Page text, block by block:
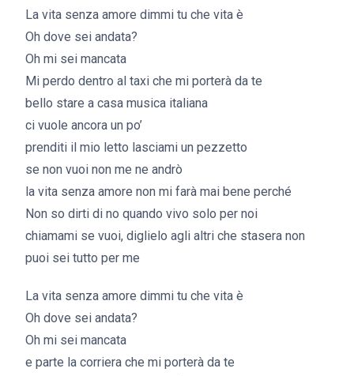
La vita senza amore dimmi tu che vita è
Oh dove sei andata?
Oh mi sei mancata
Mi perdo dentro al taxi che mi porterà da te
bello stare a casa musica italiana
ci vuole ancora un po’
prenditi il mio letto lasciami un pezzetto
se non vuoi non me ne andrò
la vita senza amore non mi farà mai bene perché
Non so dirti di no quando vivo solo per noi
chiamami se vuoi, diglielo agli altri che stasera non
puoi sei tutto per me
La vita senza amore dimmi tu che vita è
Oh dove sei andata?
Oh mi sei mancata
e parte la corriera che mi porterà da te